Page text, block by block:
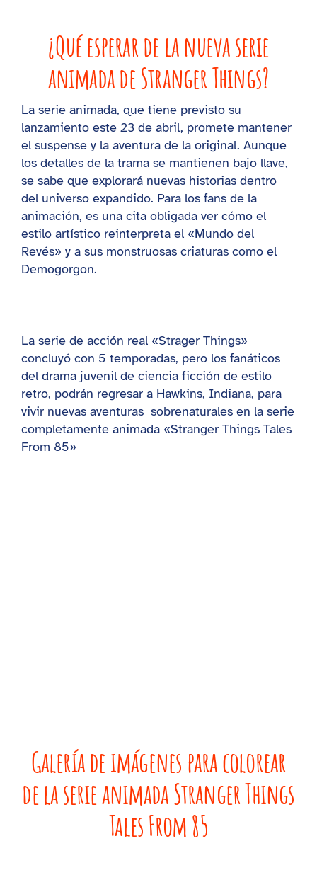
¿Qué esperar de la nueva serie
animada de Stranger Things?
La serie animada, que tiene previsto su
lanzamiento este 23 de abril, promete mantener
el suspense y la aventura de la original. Aunque
los detalles de la trama se mantienen bajo llave,
se sabe que explorará nuevas historias dentro
del universo expandido. Para los fans de la
animación, es una cita obligada ver cómo el
estilo artístico reinterpreta el «Mundo del
Revés» y a sus monstruosas criaturas como el
Demogorgon.
La serie de acción real «Strager Things»
concluyó con 5 temporadas, pero los fanáticos
del drama juvenil de ciencia ficción de estilo
retro, podrán regresar a Hawkins, Indiana, para
vivir nuevas aventuras sobrenaturales en la serie
completamente animada «Stranger Things Tales
From 85»
Galería de imágenes para colorear
de la serie animada Stranger Things
Tales From 85